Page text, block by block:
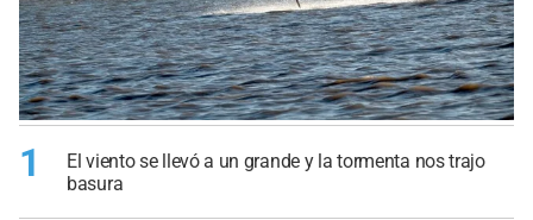
1
El viento se llevó a un grande y la tormenta nos trajo
basura